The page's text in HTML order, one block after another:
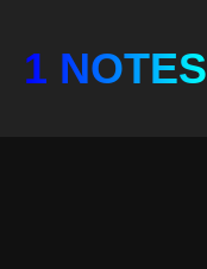
1 NOTES